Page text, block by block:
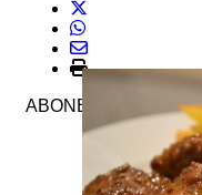
ABONE OL